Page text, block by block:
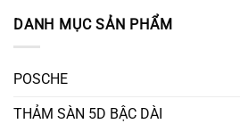
DANH MỤC SẢN PHẨM
POSCHE
THẢM SÀN 5D BẬC DÀI